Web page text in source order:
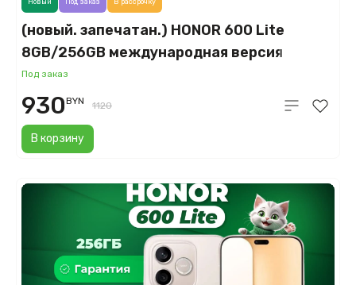
(новый. запечатан.) HONOR 600 Lite
8GB/256GB международная версия
(вельветовый серый)
Под заказ
В корзину
Новый Под заказ В рассрочку
930BYN 1120